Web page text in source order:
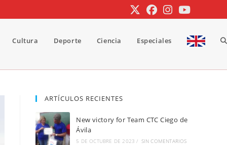
Cultura Deporte Ciencia Especiales
ARTÍCULOS RECIENTES
New victory for Team CTC Ciego de
Ávila
5 DE OCTUBRE DE 2023 / SIN COMENTARIOS